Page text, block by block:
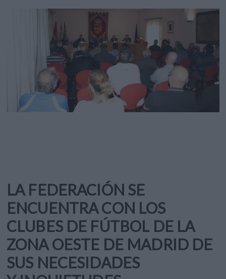
LA FEDERACIÓN SE
ENCUENTRA CON LOS
CLUBES DE FÚTBOL DE LA
ZONA OESTE DE MADRID DE
SUS NECESIDADES